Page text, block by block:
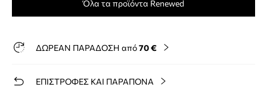
Όλα τα προϊόντα Renewed
ΔΩΡΕΑΝ ΠΑΡΑΔΟΣΗ από70 €
ΕΠΙΣΤΡΟΦΕΣ ΚΑΙ ΠΑΡΑΠΟΝΑ